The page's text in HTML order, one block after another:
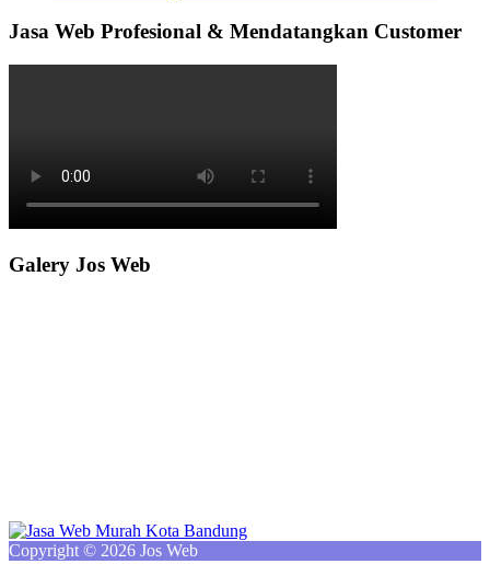
Jasa Web Profesional & Mendatangkan Customer
Galery Jos Web
Copyright © 2026 Jos Web